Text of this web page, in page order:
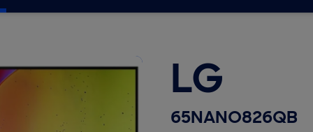
LG
65NANO826QB